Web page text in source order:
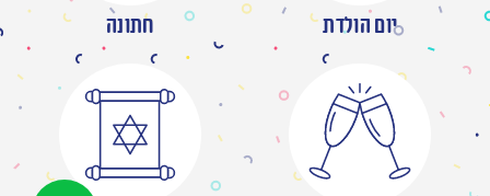
יום הולדת חתונה